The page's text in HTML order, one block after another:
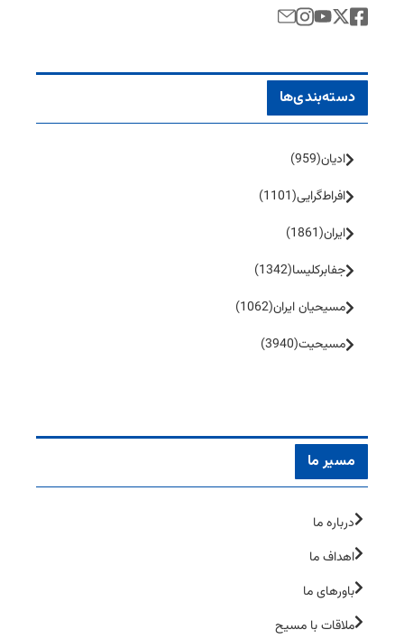
دسته‌بندی‌ها
ادیان(959)
افراط‌گرایی(1101)
ایران(1861)
جفا‌بر‌کلیسا(1342)
مسیحیان ایران(1062)
مسیحیت(3940)
مسیر ما
درباره ما
اهداف ما
باورهای ما
ملاقات با مسیح